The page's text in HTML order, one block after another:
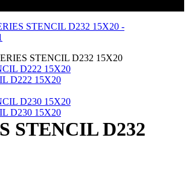
STENCIL D232 15X20
D222 15X20
D230 15X20
STENCIL D232